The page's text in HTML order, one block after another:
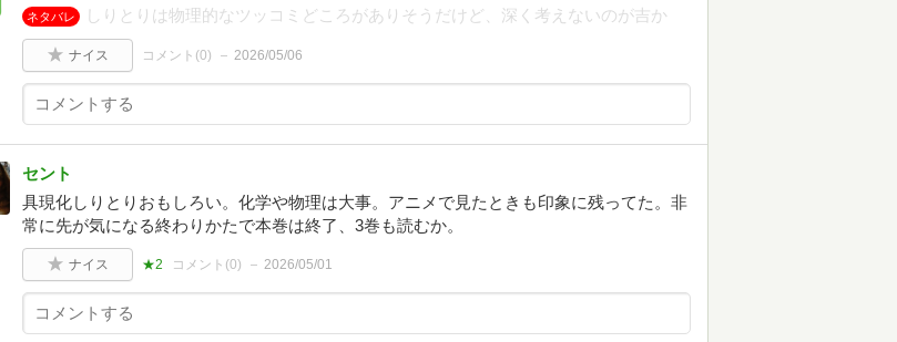
ネタバレ しりとりは物理的なツッコミどころがありそうだけど、深く考えないのが吉か
ナイス コメント(0) 2026/05/06
セント
具現化しりとりおもしろい。化学や物理は大事。アニメで見たときも印象に残ってた。非
常に先が気になる終わりかたで本巻は終了、3巻も読むか。
ナイス ★2 コメント(0) 2026/05/01